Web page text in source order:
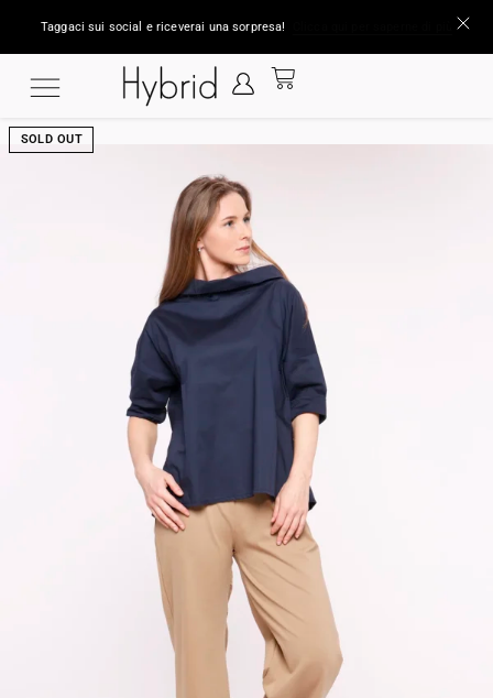
Taggaci sui social e riceverai una sorpresa!
SOLD OUT